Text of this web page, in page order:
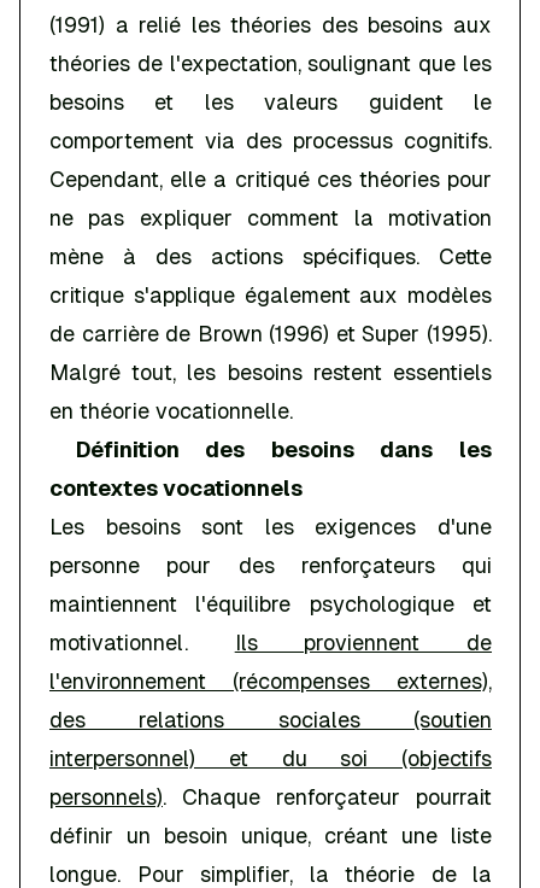
(1991) a relié les théories des besoins aux
théories de l'expectation, soulignant que les
besoins et les valeurs guident le
comportement via des processus cognitifs.
Cependant, elle a critiqué ces théories pour
ne pas expliquer comment la motivation
mène à des actions spécifiques. Cette
critique s'applique également aux modèles
de carrière de Brown (1996) et Super (1995).
Malgré tout, les besoins restent essentiels
en théorie vocationnelle.
Définition des besoins dans les
contextes vocationnels
Les besoins sont les exigences d'une
personne pour des renforçateurs qui
maintiennent l'équilibre psychologique et
motivationnel.
Ils proviennent de
l'environnement (récompenses externes),
des relations sociales (soutien
interpersonnel) et du soi (objectifs
personnels). Chaque renforçateur pourrait
définir un besoin unique, créant une liste
longue. Pour simplifier, la théorie de la